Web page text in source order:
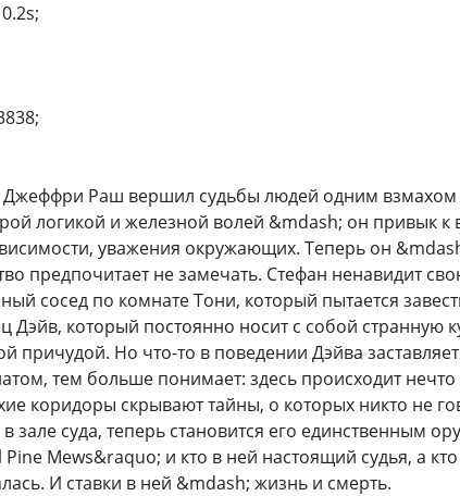
Джеффри Раш вершил судьбы людей одним
логикой и железной волей &mdash; он привык к
уважения окружающих. Теперь он
предпочитает не замечать. Стефан ненавидит
сосед по комнате Тони, который пытается
Дэйв, который постоянно носит с собой странную
причудой. Но что-то в поведении Дэйва
тем больше понимает: здесь происходит
коридоры скрывают тайны, о которых никто не
зале суда, теперь становится его единственным
Pine Mews&raquo; и кто в ней настоящий судья, а
И ставки в ней &mdash; жизнь и смерть.